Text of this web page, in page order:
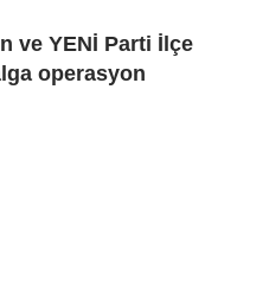
ve YENİ Parti İlçe
operasyon